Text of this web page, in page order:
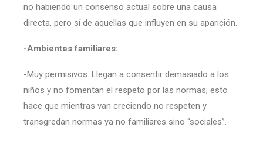
no habiendo un consenso actual sobre una causa
directa, pero sí de aquellas que influyen en su aparición.
-Ambientes familiares:
-Muy permisivos: Llegan a consentir demasiado a los
niños y no fomentan el respeto por las normas; esto
hace que mientras van creciendo no respeten y
transgredan normas ya no familiares sino “sociales”.